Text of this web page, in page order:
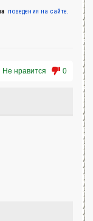
поведения на сайте.
Не нравится 0